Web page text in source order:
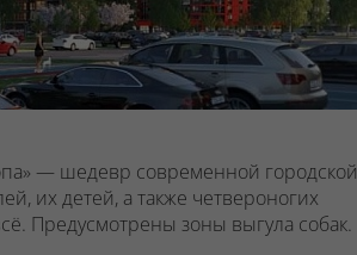
— шедевр современной городской
их детей, а также четвероногих
Предусмотрены зоны выгула собак.